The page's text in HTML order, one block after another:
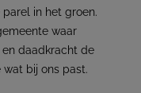
in het groen.
waar
daadkracht de
wat bij ons past.